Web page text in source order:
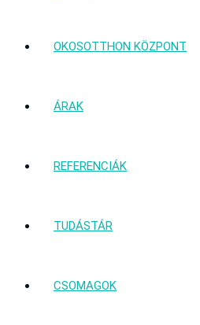
OKOSOTTHON KÖZPONT
ÁRAK
REFERENCIÁK
TUDÁSTÁR
CSOMAGOK